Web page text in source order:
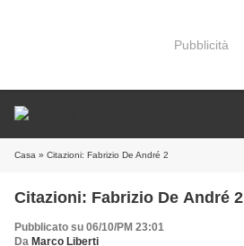
Pubblicità
Casa » Citazioni: Fabrizio De André 2
Citazioni: Fabrizio De André 2
Pubblicato su 06/10/PM 23:01
Da Marco Liberti